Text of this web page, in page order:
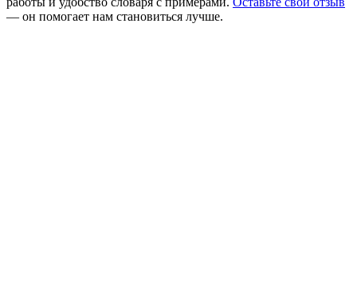
— он помогает нам становиться лучше.